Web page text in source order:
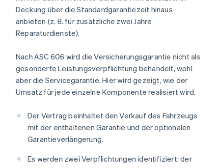
Deckung über die Standardgarantiezeit hinaus
anbieten (z. B. für zusätzliche zwei Jahre
Reparaturdienste).
Nach ASC 606 wird die Versicherungsgarantie nicht als
gesonderte Leistungsverpflichtung behandelt, wohl
aber die Servicegarantie. Hier wird gezeigt, wie der
Umsatz für jede einzelne Komponente realisiert wird.
Der Vertrag beinhaltet den Verkauf des Fahrzeugs
mit der enthaltenen Garantie und der optionalen
Garantieverlängerung.
Es werden zwei Verpflichtungen identifiziert: der